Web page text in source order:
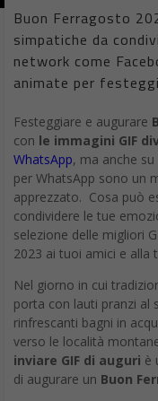
Buon Ferragosto
simpatiche da
network come
animate per
Festeggiare e augurare
con le immagini GIF
WhatsApp, ma anche
per WhatsApp sono un
apprezzato. Cosa può
condividere le tue
selezione delle migliori
2023 ai tuoi amici e alla
Nel giorno in cui
porta con lauti pranzi al
rinfrescanti bagni in
verso le località
inviare GIF di auguri è
di augurare un Buon